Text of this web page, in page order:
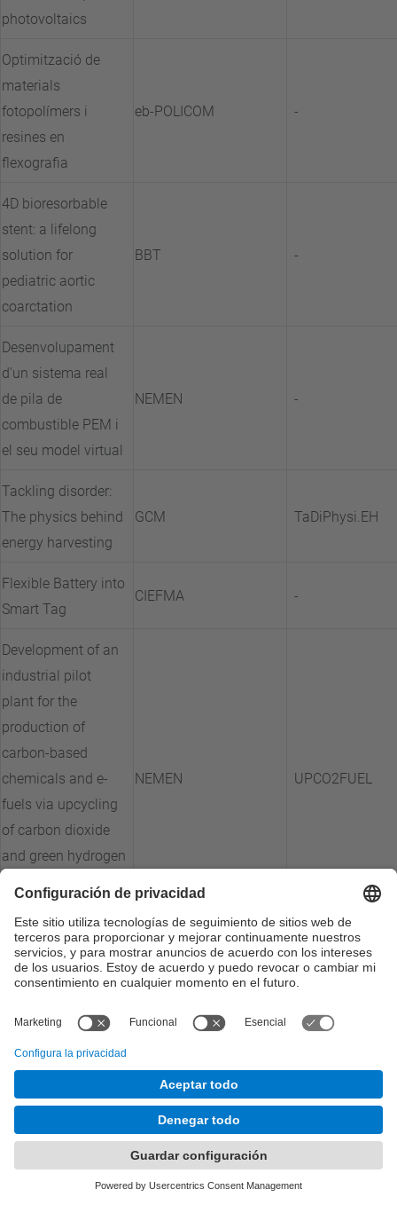
photovoltaics
Optimització de
materials
fotopolímers i
resines en
flexografia
eb-POLICOM -
4D bioresorbable
stent: a lifelong
solution for
pediatric aortic
coarctation
BBT -
Desenvolupament
d'un sistema real
de pila de
combustible PEM i
el seu model virtual
NEMEN -
Tackling disorder:
The physics behind
energy harvesting
GCM TaDiPhysi.EH
Flexible Battery into
Smart Tag
CIEFMA -
Development of an
industrial pilot
plant for the
production of
carbon-based
chemicals and e-
fuels via upcycling
of carbon dioxide
and green hydrogen
NEMEN UPCO2FUEL
4D Printing of
Bioresorbable and
Memory Polymeric
Stents
Escalat del mínim
solució compacta
de generació
MNT-Solar